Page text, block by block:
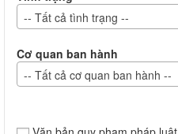
-- Tất cả tình trạng --
Cơ quan ban hành
-- Tất cả cơ quan ban hành --